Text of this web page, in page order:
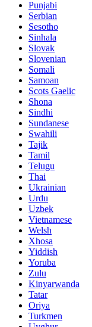
Punjabi
Serbian
Sesotho
Sinhala
Slovak
Slovenian
Somali
Samoan
Scots Gaelic
Shona
Sindhi
Sundanese
Swahili
Tajik
Tamil
Telugu
Thai
Ukrainian
Urdu
Uzbek
Vietnamese
Welsh
Xhosa
Yiddish
Yoruba
Zulu
Kinyarwanda
Tatar
Oriya
Turkmen